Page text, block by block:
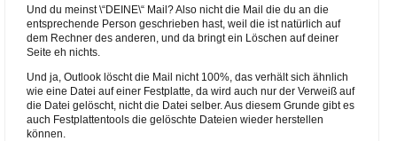
Und du meinst \“DEINE\“ Mail? Also nicht die Mail die du an die
entsprechende Person geschrieben hast, weil die ist natürlich auf
dem Rechner des anderen, und da bringt ein Löschen auf deiner
Seite eh nichts.
Und ja, Outlook löscht die Mail nicht 100%, das verhält sich ähnlich
wie eine Datei auf einer Festplatte, da wird auch nur der Verweiß auf
die Datei gelöscht, nicht die Datei selber. Aus diesem Grunde gibt es
auch Festplattentools die gelöschte Dateien wieder herstellen
können.